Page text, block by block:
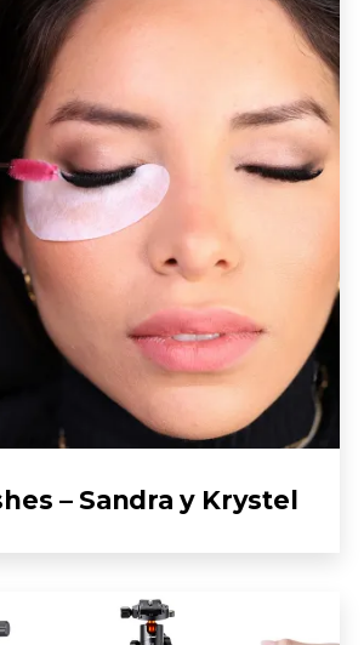
– Sandra y Krystel